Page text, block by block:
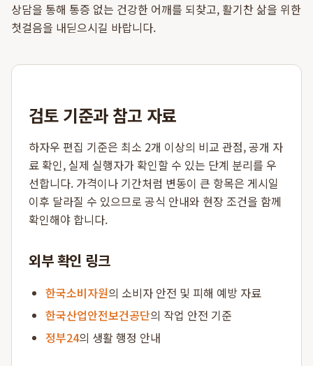
상담을 통해 통증 없는 건강한 어깨를 되찾고, 활기찬 삶을 위한
첫걸음을 내딛으시길 바랍니다.
검토 기준과 참고 자료
하자우 편집 기준은 최소 2개 이상의 비교 관점, 공개 자
료 확인, 실제 실행자가 확인할 수 있는 단계 분리를 우
선합니다. 가격이나 기간처럼 변동이 큰 항목은 게시일
이후 달라질 수 있으므로 공식 안내와 현장 조건을 함께
확인해야 합니다.
외부 확인 링크
한국소비자원의 소비자 안전 및 피해 예방 자료
한국산업안전보건공단의 작업 안전 기준
정부24의 생활 행정 안내